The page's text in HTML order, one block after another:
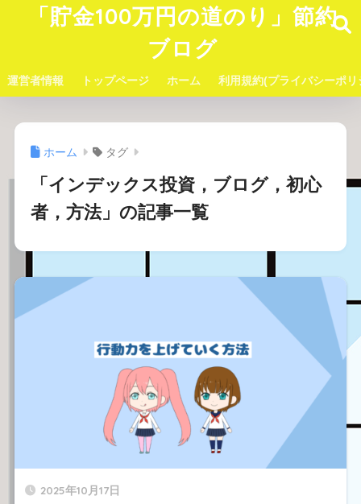
「貯金100万円の道のり」節約
ブログ
運営者情報 トップページ ホーム 利用規約(プライバシーポリ
ホーム タグ
「インデックス投資，ブログ，初心
者，方法」の記事一覧
2025年10月17日